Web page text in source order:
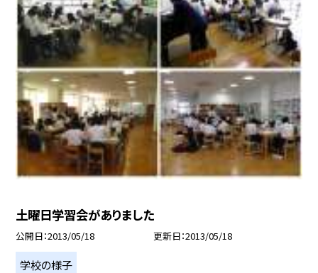
土曜日学習会がありました
公開日 2013/05/18 更新日 2013/05/18
学校の様子